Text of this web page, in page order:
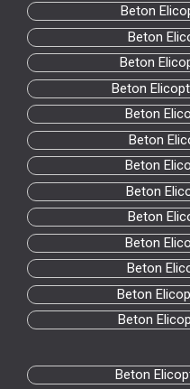
Beton
Beton
Beton
Beton
Beton
Beton
Beton
Beton
Beton
Beton
Beton
Beton
Beton
Beton